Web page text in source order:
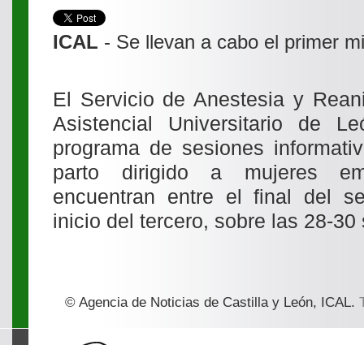
ICAL - Se llevan a cabo el primer
El Servicio de Anestesia y
Asistencial Universitario de
programa de sesiones
parto dirigido a mujeres
encuentran entre el final del
inicio del tercero, sobre las 28-30
© Agencia de Noticias de Castilla y León, ICAL.